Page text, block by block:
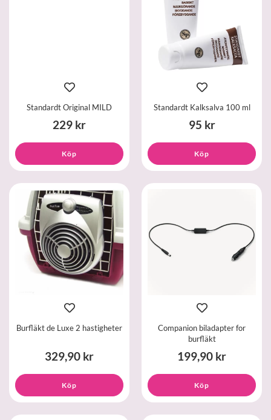
Standardt Original MILD
229 kr
Köp
Standardt Kalksalva 100 ml
95 kr
Köp
Burfläkt de Luxe 2 hastigheter
329,90 kr
Köp
Companion biladapter for
burfläkt
199,90 kr
Köp